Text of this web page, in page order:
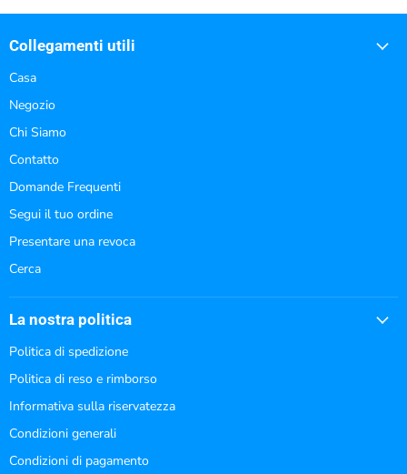
Collegamenti utili
Casa
Negozio
Chi Siamo
Contatto
Domande Frequenti
Segui il tuo ordine
Presentare una revoca
Cerca
La nostra politica
Politica di spedizione
Politica di reso e rimborso
Informativa sulla riservatezza
Condizioni generali
Condizioni di pagamento